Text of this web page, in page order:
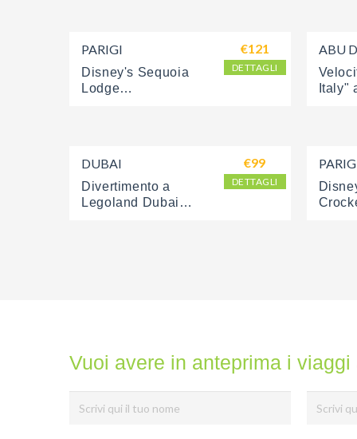
PARIGI
Disney's Sequoia
Lodge
€121
DETTAGLI
ABU
Italy"
DUBAI
Divertimento a
Legoland Dubai
€99
DETTAGLI
Vuoi avere in anteprima i